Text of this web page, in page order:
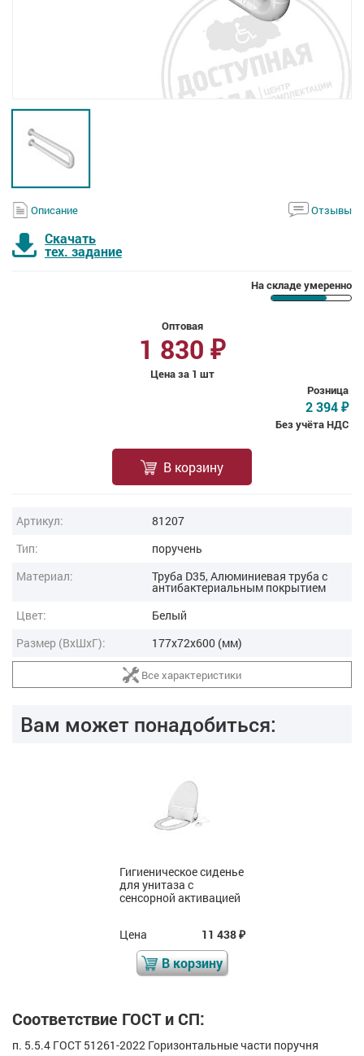
Описание Отзывы
Скачать
тех. задание
На складе умеренно
Оптовая
1 830 ₽
Цена за 1 шт
Розница
2 394 ₽
Без учёта НДС
В корзину
Артикул:
81207
Тип:
поручень
Материал:
Труба D35, Алюминиевая труба с
антибактериальным покрытием
Цвет:
Белый
Размер (ВxШxГ):
177x72x600 (мм)
Все характеристики
Вам может понадобиться:
Гигиеническое сиденье
для унитаза с
сенсорной активацией
Цена 11 438₽
В корзину
Соответствие ГОСТ и СП:
п. 5.5.4 ГОСТ 51261-2022 Горизонтальные части поручня